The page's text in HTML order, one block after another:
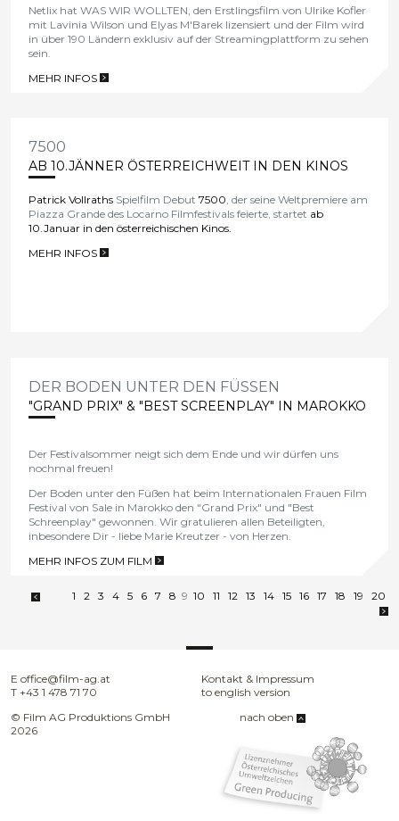
Netlix hat WAS WIR WOLLTEN, den Erstlingsfilm von Ulrike Kofler
mit Lavinia Wilson und Elyas M'Barek lizensiert und der Film wird
in über 190 Ländern exklusiv auf der Streamingplattform zu sehen
sein.
MEHR INFOS
7500
AB 10.JÄNNER ÖSTERREICHWEIT IN DEN KINOS
Patrick Vollraths Spielfilm Debut 7500, der seine Weltpremiere am
Piazza Grande des Locarno Filmfestivals feierte, startet ab
10.Januar in den österreichischen Kinos.
MEHR INFOS
DER BODEN UNTER DEN FÜSSEN
"GRAND PRIX" & "BEST SCREENPLAY" IN MAROKKO
Der Festivalsommer neigt sich dem Ende und wir dürfen uns
nochmal freuen!
Der Boden unter den Füßen hat beim Internationalen Frauen Film
Festival von Sale in Marokko den "Grand Prix" und "Best
Schreenplay" gewonnen. Wir gratulieren allen Beteiligten,
inbesondere Dir - liebe Marie Kreutzer - von Herzen.
MEHR INFOS ZUM FILM
>
1 2 3 4 5 6 7 8 9 10 11 12 13 14 15 16 17 18 19 20
E office@film-ag.at
T +43 1 478 71 70
Kontakt & Impressum
to english version
© Film AG Produktions GmbH
2026
nach oben